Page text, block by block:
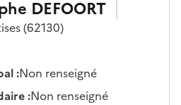
DEFOORT
(62130)
:Non renseigné
:Non renseigné